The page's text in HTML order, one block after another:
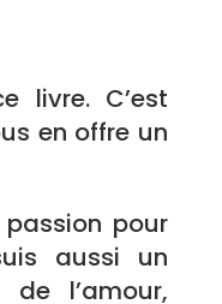
livre. C’est
en offre un
pour
aussi un
de l’amour,